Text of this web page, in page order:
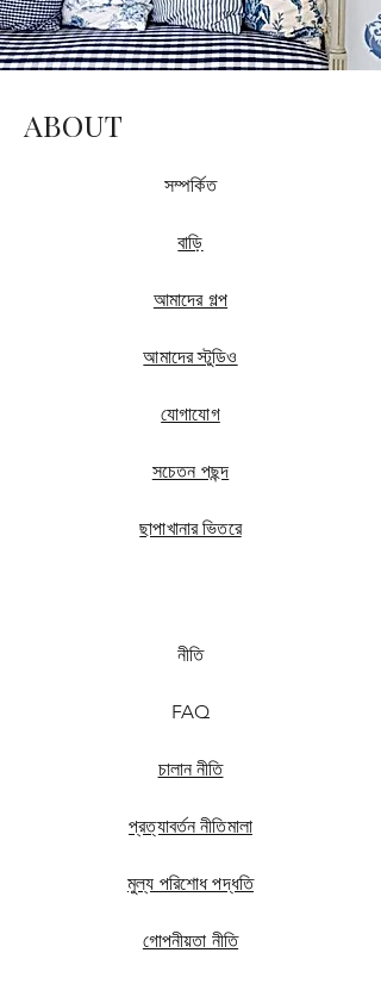
ABOUT
সম্পর্কিত
বাড়ি
আমাদের গল্প
আমাদের স্টুডিও
যোগাযোগ
সচেতন পছন্দ
ছাপাখানার ভিতরে
নীতি
FAQ
চালান নীতি
প্রত্যাবর্তন নীতিমালা
মুল্য পরিশোধ পদ্ধতি
গোপনীয়তা নীতি